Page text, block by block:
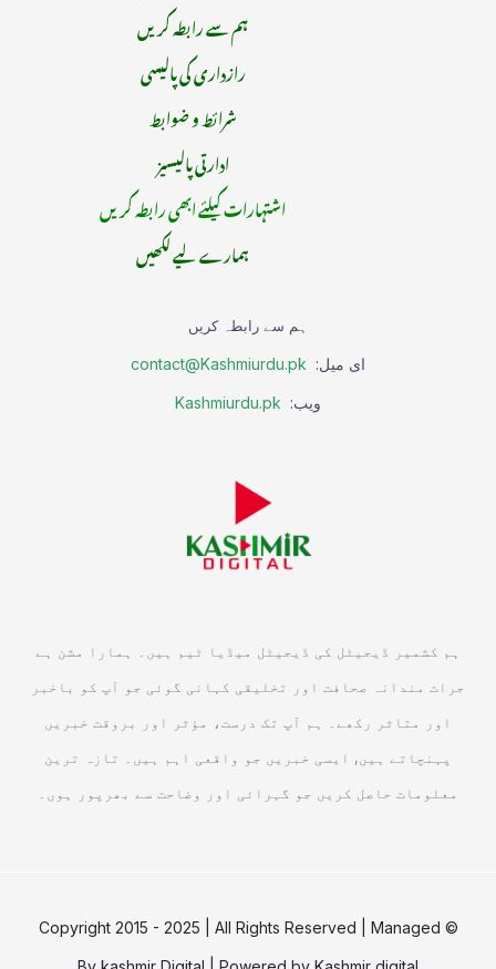
ہم سے رابطہ کریں
رازداری کی پالیسی
شرائط و ضوابط
ادارتی پالیسیز
اشتہارات کیلئے ابھی رابطہ کریں
ہمارے لیے لکھیں
ہم سے رابطہ کریں
ای میل: contact@Kashmiurdu.pk
ویب: Kashmiurdu.pk
ہم کشمیر ڈیجیٹل کی ڈیجیٹل میڈیا ٹیم ہیں۔ ہمارا مشن ہے
جرات مندانہ صحافت اور تخلیقی کہانی گوئی جو آپ کو باخبر
اور متاثر رکھے۔ ہم آپ تک درست، مؤثر اور بروقت خبریں
پہنچاتے ہیں, ایسی خبریں جو واقعی اہم ہیں۔ تازہ ترین
معلومات حاصل کریں جو گہرائی اور وضاحت سے بھرپور ہوں۔
© Copyright 2015 - 2025 | All Rights Reserved | Managed